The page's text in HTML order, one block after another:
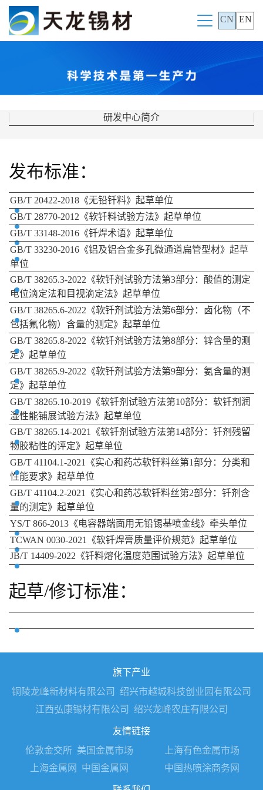
CN EN
研发中心简介
发布标准：
GB/T 20422-2018《无铅钎料》起草单位
GB/T 28770-2012《软钎料试验方法》起草单位
GB/T 33148-2016《钎焊术语》起草单位
GB/T 33230-2016《铝及铝合金多孔微通道扁管型材》起
草单位
GB/T 38265.3-2022《软钎剂试验方法第3部分：酸值的
测定电位滴定法和目视滴定法》起草单位
GB/T 38265.6-2022《软钎剂试验方法第6部分：卤化物
（不包括氟化物）含量的测定》起草单位
GB/T 38265.8-2022《软钎剂试验方法第8部分：锌含量
的测定》起草单位
GB/T 38265.9-2022《软钎剂试验方法第9部分：氨含量
的测定》起草单位
GB/T 38265.10-2019《软钎剂试验方法第10部分：软钎
剂润湿性能铺展试验方法》起草单位
GB/T 38265.14-2021《软钎剂试验方法第14部分：钎剂
残留物胶粘性的评定》起草单位
GB/T 41104.1-2021《实心和药芯软钎料丝第1部分：分
GB/T 41104.2-2021《实心和药芯软钎料丝第2部分：钎
剂含量的测定》起草单位
TCWAN 0030-2021《软钎焊膏质量评价规范》起草单位